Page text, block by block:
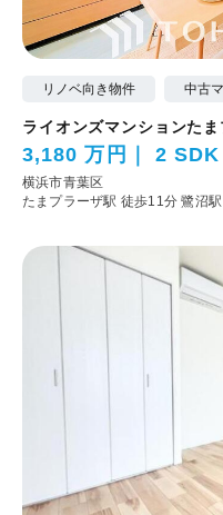
リノベ向き物件 中古
ライオンズマンションた
3,180 万円 2 SDK
横浜市青葉区
たまプラーザ駅 徒歩11分鷺沼